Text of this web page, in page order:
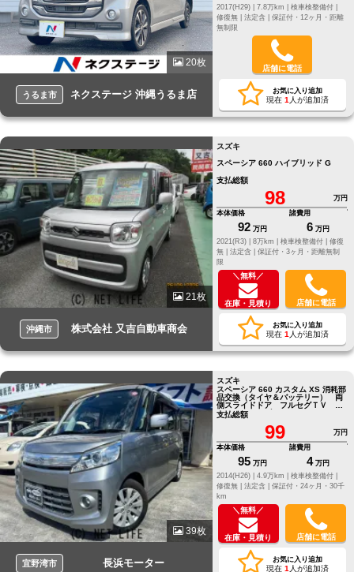
20枚
うるま市 ネクステージ 沖縄うるま店
2017(H29) |
7.8万km |
検車検整備付 |
修復無 | 法定含 | 保証付・12ヶ月・距離
無制限
店舗に電話
お気に入り追加
現在 1 人が追加済
21枚
沖縄市 株式会社 又吉自動車商会
スズキ
スペーシア 660 ハイブリッド G
支払総額
98
万円
本体価格
92 万円
諸費用
6 万円
2021(R3) |
8万km | 検車検整備付 | 修復
無 | 法定含 | 保証付・3ヶ月・距離無制
限
＼無料／
在庫・見積り 店舗に電話
お気に入り追加
現在 1 人が追加済
39枚
宜野湾市 長浜モーター
スズキ
スペーシア 660 カスタム XS 消耗部
品交換（タイヤ＆バッテリー） 両
側スライドドア フルセグＴＶ バ
ックカメラ ブルートゥース
支払総額
99
万円
本体価格
95 万円
諸費用
4 万円
2014(H26) |
4.9万km |
検車検整備付 |
修復無 | 法定含 | 保証付・24ヶ月・30千
km
＼無料／
在庫・見積り 店舗に電話
お気に入り追加
現在 1 人が追加済